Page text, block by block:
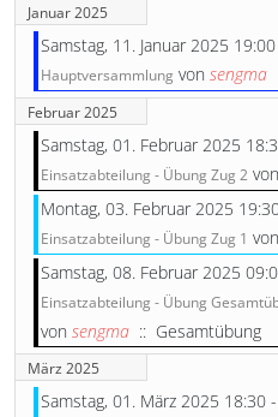
Januar 2025
Samstag, 11. Januar 2025 19:00
Hauptversammlung von sengma
Februar 2025
Samstag, 01. Februar 2025
Einsatzabteilung - Übung Zug 2 von
Montag, 03. Februar 2025
Einsatzabteilung - Übung Zug 1 von
Samstag, 08. Februar 2025
Einsatzabteilung - Übung
von sengma :: Gesamtübung
März 2025
Samstag, 01. März 2025 18:30